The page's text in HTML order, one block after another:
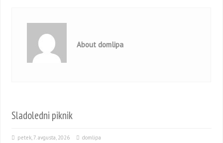
About domlipa
Sladoledni piknik
petek, 7. avgusta, 2026 domlipa